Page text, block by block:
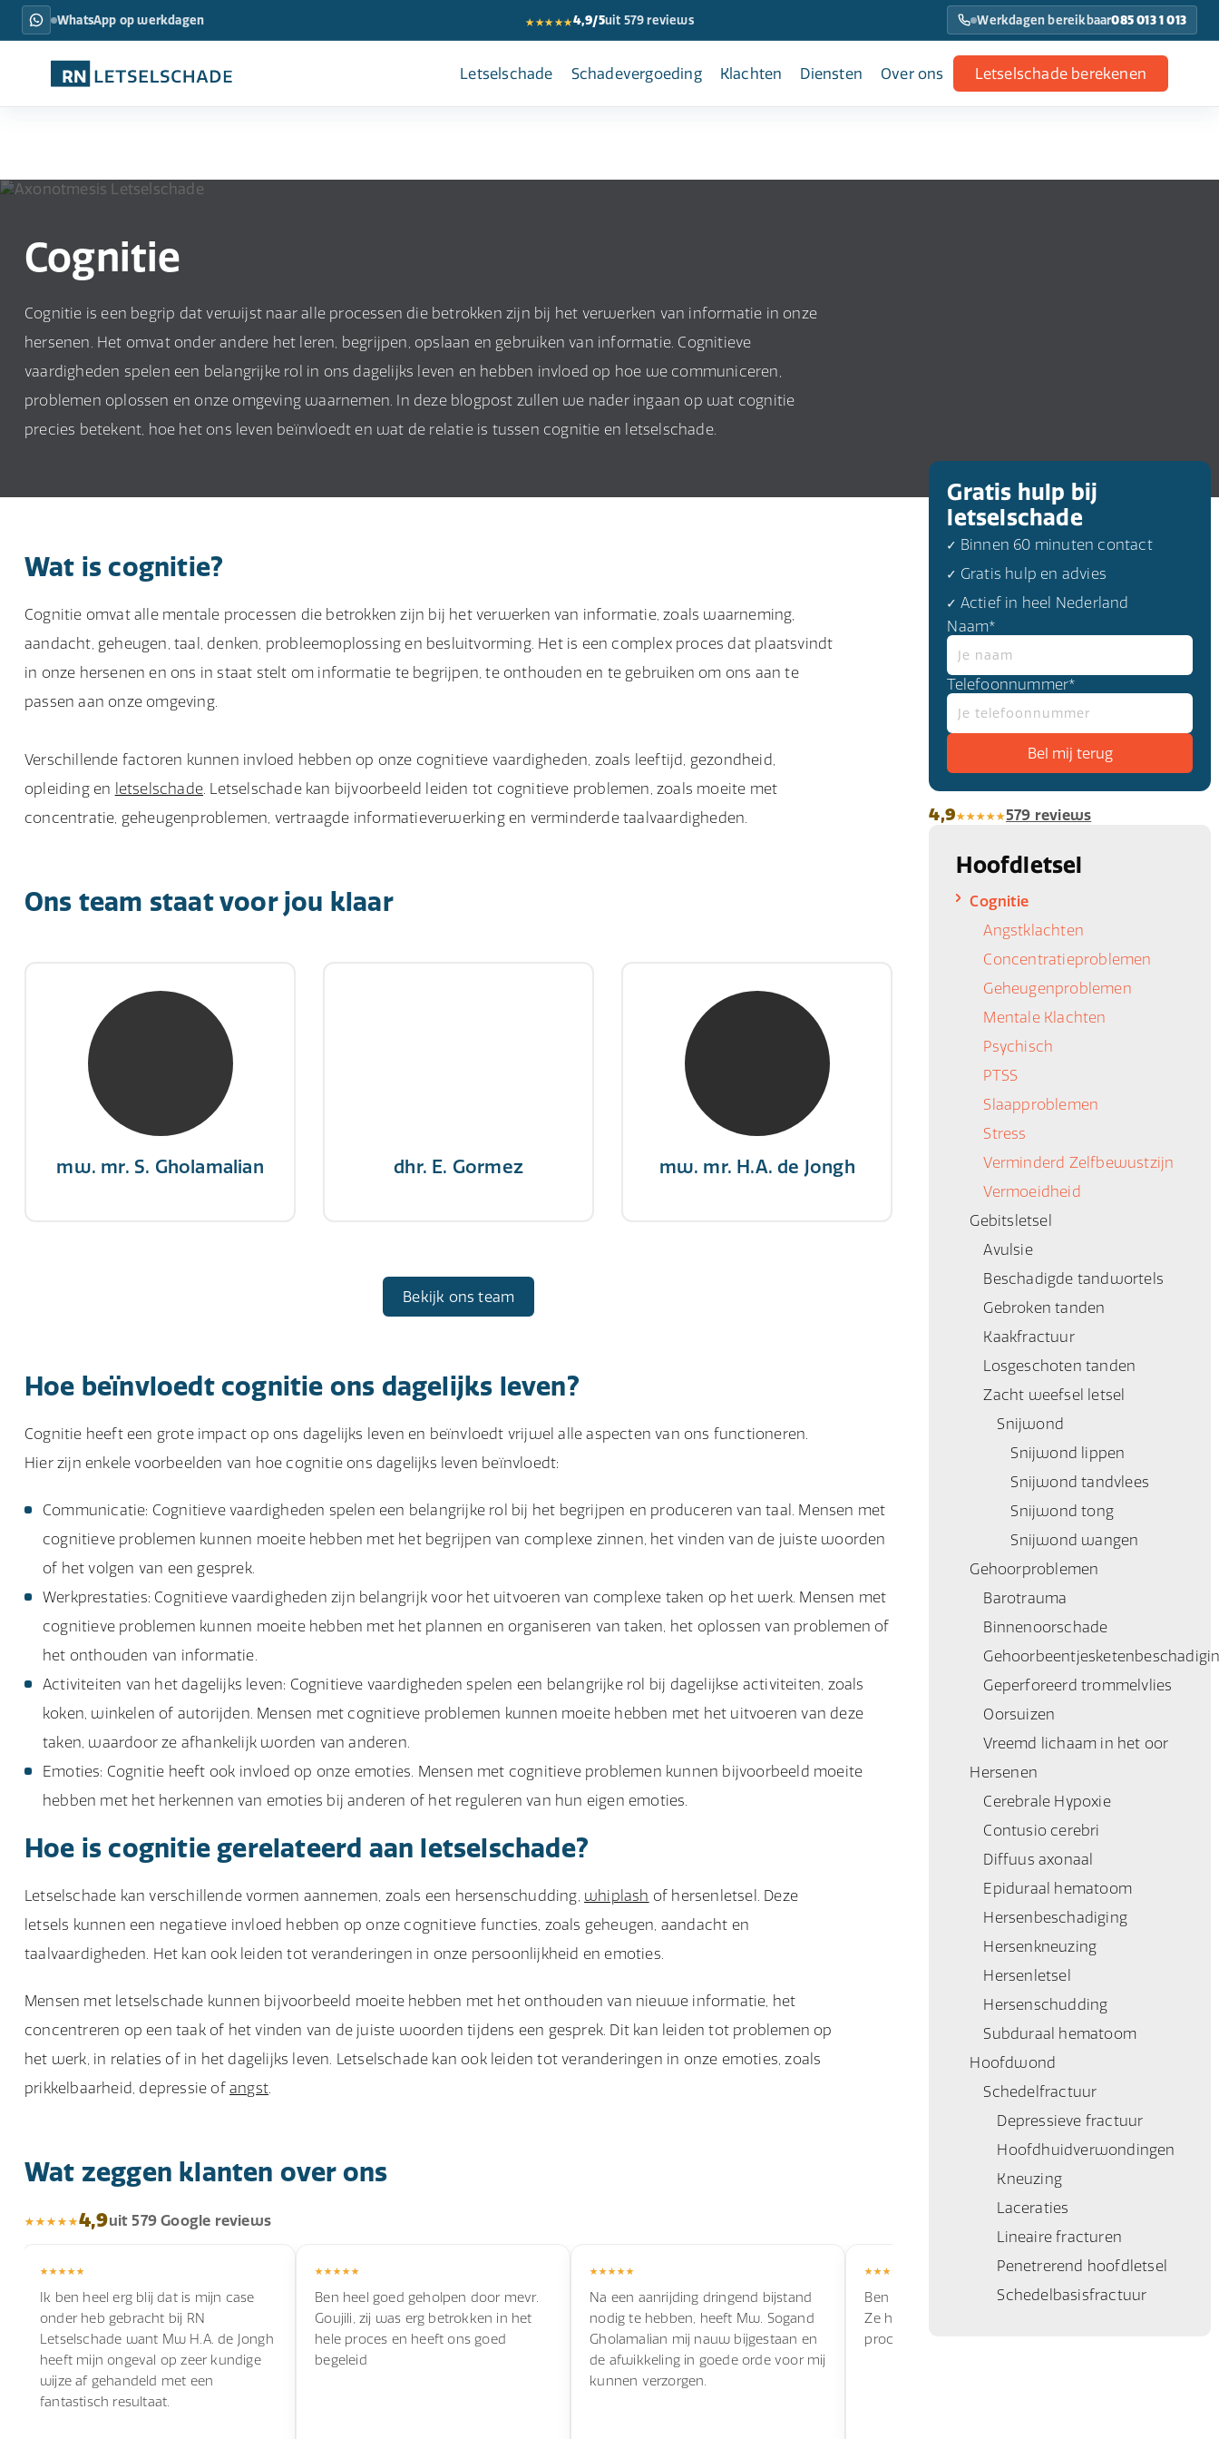
WhatsApp op werkdagen ★★★★★4,9/5uit 579 reviews Werkdagen bereikbaar085 013 1 013
Letselschade Schadevergoeding Klachten Diensten Over ons Letselschade berekenen
Cognitie
Cognitie is een begrip dat verwijst naar alle processen die betrokken zijn bij het verwerken van informatie in onze
hersenen. Het omvat onder andere het leren, begrijpen, opslaan en gebruiken van informatie. Cognitieve
vaardigheden spelen een belangrijke rol in ons dagelijks leven en hebben invloed op hoe we communiceren,
problemen oplossen en onze omgeving waarnemen. In deze blogpost zullen we nader ingaan op wat cognitie
precies betekent, hoe het ons leven beïnvloedt en wat de relatie is tussen cognitie en letselschade.
Wat is cognitie?
Cognitie omvat alle mentale processen die betrokken zijn bij het verwerken van informatie, zoals waarneming,
aandacht, geheugen, taal, denken, probleemoplossing en besluitvorming. Het is een complex proces dat plaatsvindt
in onze hersenen en ons in staat stelt om informatie te begrijpen, te onthouden en te gebruiken om ons aan te
passen aan onze omgeving.
Verschillende factoren kunnen invloed hebben op onze cognitieve vaardigheden, zoals leeftijd, gezondheid,
opleiding en letselschade. Letselschade kan bijvoorbeeld leiden tot cognitieve problemen, zoals moeite met
concentratie, geheugenproblemen, vertraagde informatieverwerking en verminderde taalvaardigheden.
Ons team staat voor jou klaar
mw. mr. S. Gholamalian
mw. mr. S. Gholamalian
NIVRE Register-Expert
“Als je de richting van de wind
niet kunt veranderen, verander
dan de stand van je zeilen.”
dhr. E. Gormez mw. mr. H.A. de Jongh
mw. mr. H.A. de Jongh
NIVRE Register-Expert
"There is no elevator to succes,
you need to take the stairs."
Bekijk ons team
Hoe beïnvloedt cognitie ons dagelijks leven?
Cognitie heeft een grote impact op ons dagelijks leven en beïnvloedt vrijwel alle aspecten van ons functioneren.
Hier zijn enkele voorbeelden van hoe cognitie ons dagelijks leven beïnvloedt:
Communicatie: Cognitieve vaardigheden spelen een belangrijke rol bij het begrijpen en produceren van taal. Mensen met
cognitieve problemen kunnen moeite hebben met het begrijpen van complexe zinnen, het vinden van de juiste woorden
of het volgen van een gesprek.
Werkprestaties: Cognitieve vaardigheden zijn belangrijk voor het uitvoeren van complexe taken op het werk. Mensen met
cognitieve problemen kunnen moeite hebben met het plannen en organiseren van taken, het oplossen van problemen of
het onthouden van informatie.
Activiteiten van het dagelijks leven: Cognitieve vaardigheden spelen een belangrijke rol bij dagelijkse activiteiten, zoals
koken, winkelen of autorijden. Mensen met cognitieve problemen kunnen moeite hebben met het uitvoeren van deze
taken, waardoor ze afhankelijk worden van anderen.
Emoties: Cognitie heeft ook invloed op onze emoties. Mensen met cognitieve problemen kunnen bijvoorbeeld moeite
hebben met het herkennen van emoties bij anderen of het reguleren van hun eigen emoties.
Hoe is cognitie gerelateerd aan letselschade?
Letselschade kan verschillende vormen aannemen, zoals een hersenschudding, whiplash of hersenletsel. Deze
letsels kunnen een negatieve invloed hebben op onze cognitieve functies, zoals geheugen, aandacht en
taalvaardigheden. Het kan ook leiden tot veranderingen in onze persoonlijkheid en emoties.
Mensen met letselschade kunnen bijvoorbeeld moeite hebben met het onthouden van nieuwe informatie, het
concentreren op een taak of het vinden van de juiste woorden tijdens een gesprek. Dit kan leiden tot problemen op
het werk, in relaties of in het dagelijks leven. Letselschade kan ook leiden tot veranderingen in onze emoties, zoals
prikkelbaarheid, depressie of angst.
Wat zeggen klanten over ons
4,9uit 579 Google reviews
Ik ben heel erg blij dat is mijn case
onder heb gebracht bij RN
Letselschade want Mw H.A. de Jongh
heeft mijn ongeval op zeer kundige
wijze af gehandeld met een
fantastisch resultaat.
Ben heel goed geholpen door mevr.
Goujili, zij was erg betrokken in het
hele proces en heeft ons goed
begeleid
Na een aanrijding dringend bijstand
nodig te hebben, heeft Mw. Sogand
Gholamalian mij nauw bijgestaan en
de afwikkeling in goede orde voor mij
kunnen verzorgen.
Ben super blij met deze letsel bedrijf.
Ze hebben mij goed geholpen in het
proces.
Ik ben goed
Gratis hulp bij
letselschade
✓ Binnen 60 minuten contact
✓ Gratis hulp en advies
✓ Actief in heel Nederland
Naam*
Telefoonnummer*
4,9 579 reviews
Hoofdletsel
Cognitie
Angstklachten
Concentratieproblemen
Geheugenproblemen
Mentale Klachten
Psychisch
PTSS
Slaapproblemen
Stress
Verminderd Zelfbewustzijn
Vermoeidheid
Gebitsletsel
Avulsie
Beschadigde tandwortels
Gebroken tanden
Kaakfractuur
Losgeschoten tanden
Zacht weefsel letsel
Snijwond
Snijwond lippen
Snijwond tandvlees
Snijwond tong
Snijwond wangen
Gehoorproblemen
Barotrauma
Binnenoorschade
Geperforeerd trommelvlies
Oorsuizen
Vreemd lichaam in het oor
Hersenen
Cerebrale Hypoxie
Contusio cerebri
Diffuus axonaal
Epiduraal hematoom
Hersenbeschadiging
Hersenkneuzing
Hersenletsel
Hersenschudding
Subduraal hematoom
Hoofdwond
Schedelfractuur
Depressieve fractuur
Hoofdhuidverwondingen
Kneuzing
Laceraties
Lineaire fracturen
Penetrerend hoofdletsel
Schedelbasisfractuur